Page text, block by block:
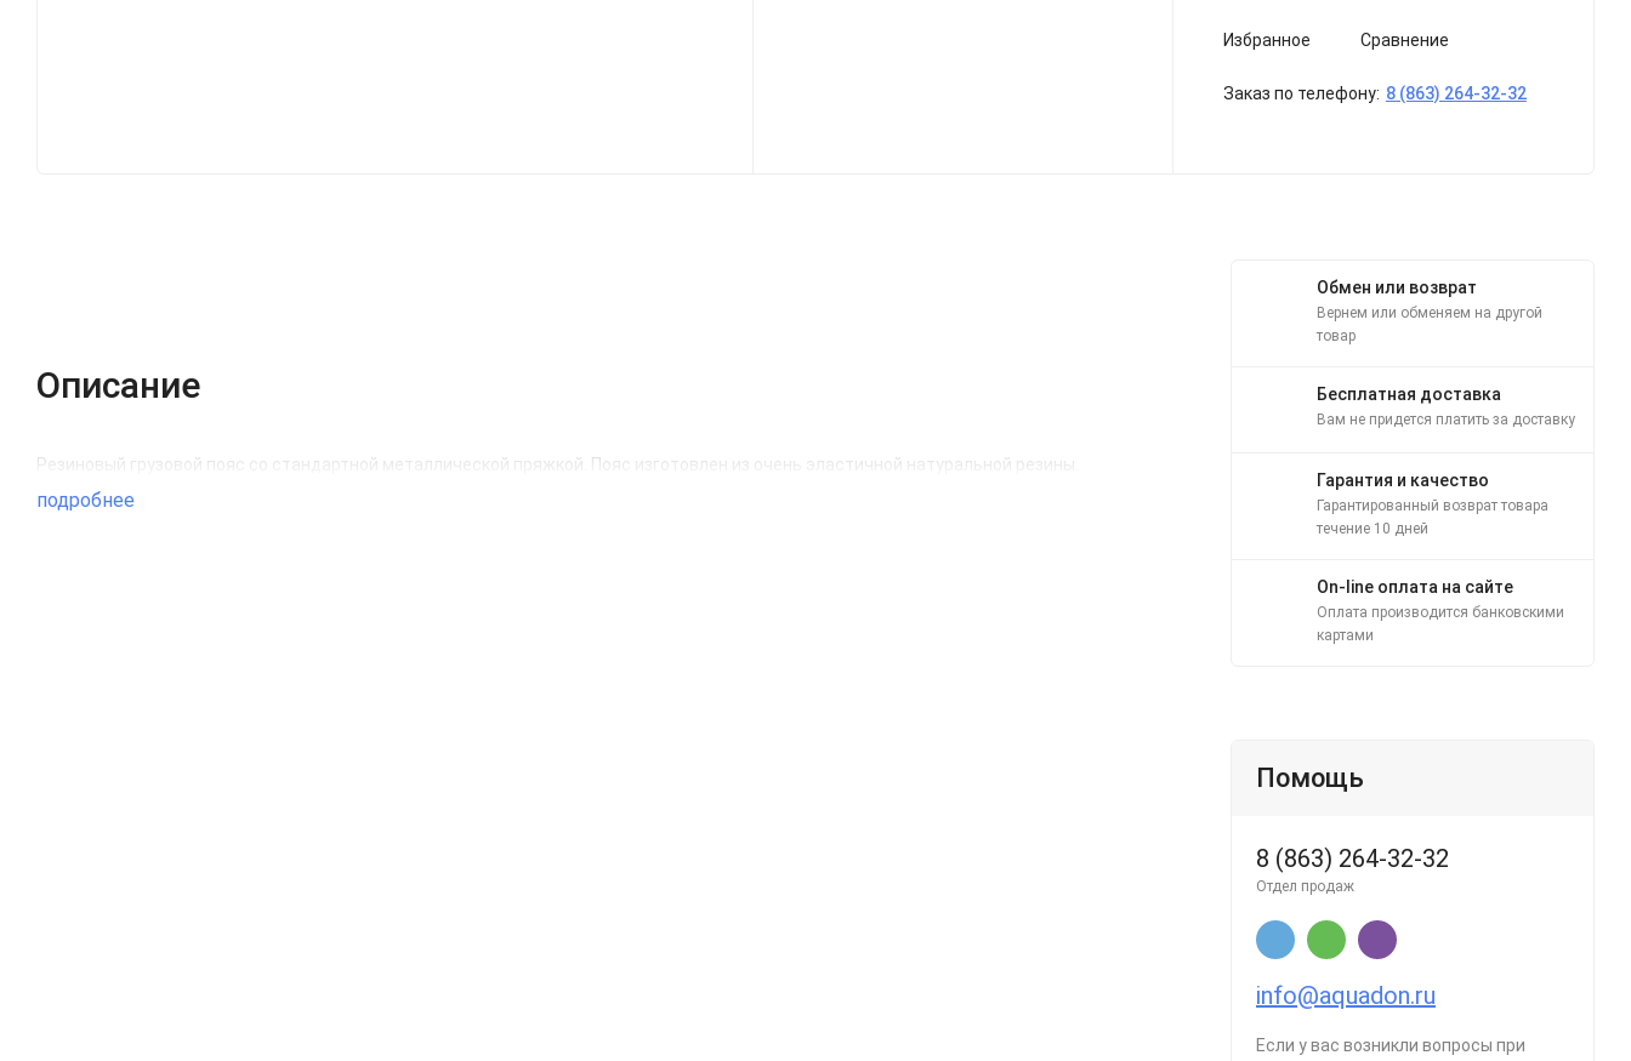
Избранное Сравнение
Заказ по телефону: 8 (863) 264-32-32
Описание
Резиновый грузовой пояс со стандартной металлической пряжкой. Пояс изготовлен из очень эластичной натуральной резины.
подробнее
Обмен или возврат
Вернем или обменяем на другой
товар
Бесплатная доставка
Вам не придется платить за доставку
Гарантия и качество
Гарантированный возврат товара
течение 10 дней
On-line оплата на сайте
Оплата производится банковскими
картами
Помощь
8 (863) 264-32-32
Отдел продаж
info@aquadon.ru
Если у вас возникли вопросы при